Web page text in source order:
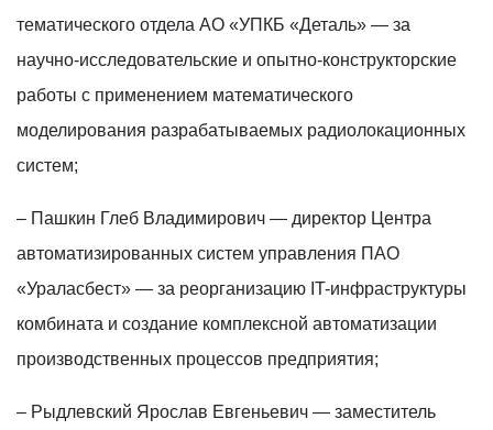
тематического отдела АО «УПКБ «Деталь» — за
научно-исследовательские и опытно-конструкторские
работы с применением математического
моделирования разрабатываемых радиолокационных
систем;
– Пашкин Глеб Владимирович — директор Центра
автоматизированных систем управления ПАО
«Ураласбест» — за реорганизацию IT-инфраструктуры
комбината и создание комплексной автоматизации
производственных процессов предприятия;
– Рыдлевский Ярослав Евгеньевич — заместитель